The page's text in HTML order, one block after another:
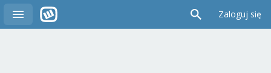
Zaloguj się